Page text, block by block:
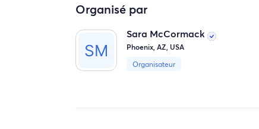
Organisé par
Sara McCormack
Phoenix, AZ, USA
Organisateur